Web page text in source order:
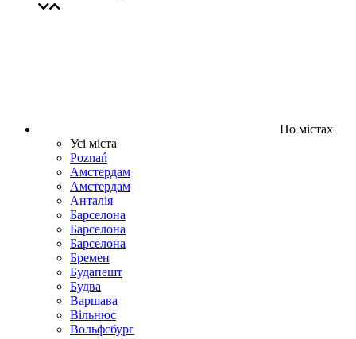
По містах
Усі міста
Poznań
Амстердам
Амстердам
Анталія
Барселона
Барселона
Барселона
Бремен
Будапешт
Будва
Варшава
Вільнюс
Вольфсбург